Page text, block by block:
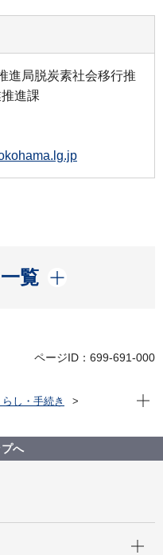
進局脱炭素社会移行推
進課
覧
ページID：699-691-000
らし・手続き
ンの事業提案を募集※受
現在
へ